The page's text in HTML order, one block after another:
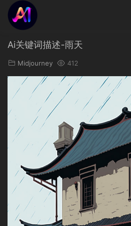
Ai关键词描述-雨天
Midjourney 412